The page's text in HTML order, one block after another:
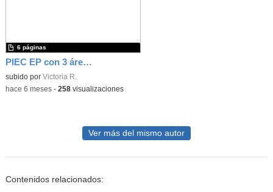
PIEC EP con 3 áreas, seguimiento y Raíces
subido por Victoria R.
6 páginas
-hace 6 meses- 258visualizaciones
Ver más del mismo autor
Contenidos relacionados: